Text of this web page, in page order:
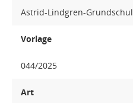
Astrid-Lindgren-
Vorlage
044/2025
Art